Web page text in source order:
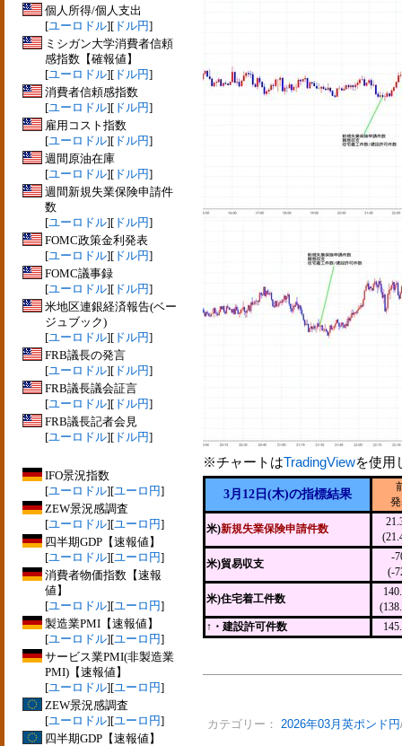
個人所得/個人支出
[ユーロドル][ ドル円]
ミシガン大学消費者信頼
感指数【確報値】
[ユーロドル][ ドル円]
消費者信頼感指数
[ユーロドル][ ドル円]
雇用コスト指数
[ユーロドル][ ドル円]
週間原油在庫
[ユーロドル][ ドル円]
週間新規失業保険申請件
数
[ユーロドル][ ドル円]
FOMC政策金利発表
[ユーロドル][ ドル円]
FOMC議事録
[ユーロドル][ ドル円]
米地区連銀経済報告(ベー
ジュブック)
[ユーロドル][ ドル円]
FRB議長の発言
[ユーロドル][ ドル円]
FRB議長議会証言
[ユーロドル][ ドル円]
FRB議長記者会見
[ユーロドル][ ドル円]
IFO景況指数
[ユーロドル][ユーロ円]
ZEW景況感調査
[ユーロドル][ユーロ円]
四半期GDP【速報値】
[ユーロドル][ユーロ円]
消費者物価指数【速報
値】
[ユーロドル][ユーロ円]
製造業PMI【速報値】
[ユーロドル][ユーロ円]
サービス業PMI(非製造業
PMI)【速報値】
[ユーロドル][ユーロ円]
ZEW景況感調査
[ユーロドル][ユーロ円]
四半期GDP【速報値】
※チャートはTradingViewを使用
3月12日(木)の指標結果
米)新規失業保険申請件数
米)貿易収支
-
(-
米)住宅着工件数
↑・建設許可件数
カテゴリー： 2026年03月英ポンド円